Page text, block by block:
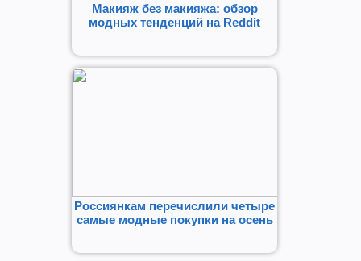
Макияж без макияжа: обзор
модных тенденций на Reddit
Россиянкам перечислили четыре
самые модные покупки на осень